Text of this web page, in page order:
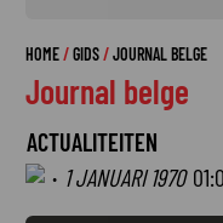
HOME GIDS JOURNAL BELGE
Journal belge
ACTUALITEITEN
· 1 JANUARI 1970